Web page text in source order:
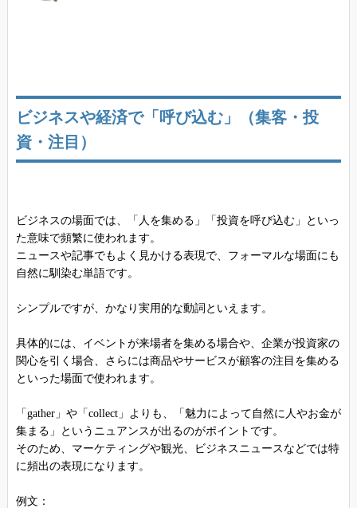
ビジネスや経済で「呼び込む」（集客・投
資・注目）
ビジネスの場面では、「人を集める」「投資を呼び込む」といっ
た意味で頻繁に使われます。
ニュースや記事でもよく見かける表現で、フォーマルな場面にも
自然に馴染む単語です。
シンプルですが、かなり実用的な動詞といえます。
具体的には、イベントが来場者を集める場合や、企業が投資家の
関心を引く場合、さらには商品やサービスが顧客の注目を集める
といった場面で使われます。
「gather」や「collect」よりも、「魅力によって自然に人やお金が
集まる」というニュアンスが出るのがポイントです。
そのため、マーケティングや観光、ビジネスニュースなどでは特
に頻出の表現になります。
例文：